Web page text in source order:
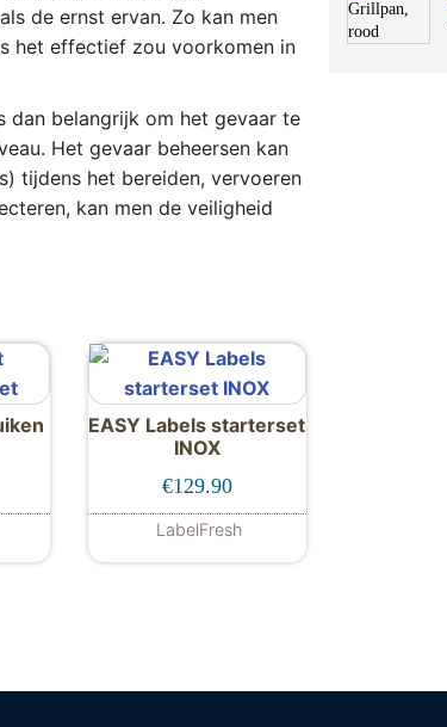
de ernst ervan. Zo kan men
het effectief zou voorkomen in
dan belangrijk om het gevaar te
Het gevaar beheersen kan
tijdens het bereiden, vervoeren
kan men de veiligheid
EASY Labels starterset
INOX
€129.90
LabelFresh